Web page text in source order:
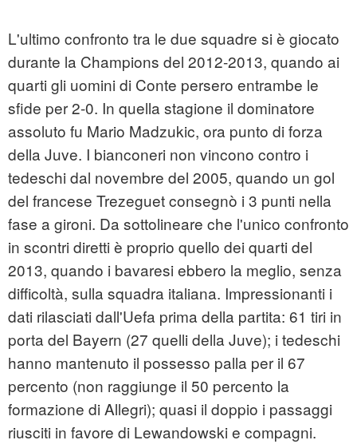
L'ultimo confronto tra le due squadre si è giocato
durante la Champions del 2012-2013, quando ai
quarti gli uomini di Conte persero entrambe le
sfide per 2-0. In quella stagione il dominatore
assoluto fu Mario Madzukic, ora punto di forza
della Juve. I bianconeri non vincono contro i
tedeschi dal novembre del 2005, quando un gol
del francese Trezeguet consegnò i 3 punti nella
fase a gironi. Da sottolineare che l'unico confronto
in scontri diretti è proprio quello dei quarti del
2013, quando i bavaresi ebbero la meglio, senza
difficoltà, sulla squadra italiana. Impressionanti i
dati rilasciati dall'Uefa prima della partita: 61 tiri in
porta del Bayern (27 quelli della Juve); i tedeschi
hanno mantenuto il possesso palla per il 67
percento (non raggiunge il 50 percento la
formazione di Allegri); quasi il doppio i passaggi
riusciti in favore di Lewandowski e compagni.